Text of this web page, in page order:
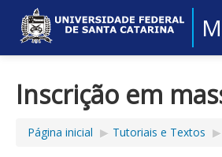
Inscrição em
Página inicial ▶︎ Tutoriais e Textos ▶︎